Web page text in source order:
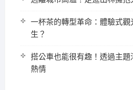
一杯茶的轉型革命：體驗式
生？
搭公車也能很有趣！透過主
熱情